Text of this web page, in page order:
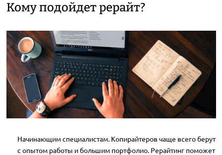
Кому подойдет рерайт?
Начинающим специалистам. Копирайтеров чаще всего берут
с опытом работы и большим портфолио. Рерайтинг поможет